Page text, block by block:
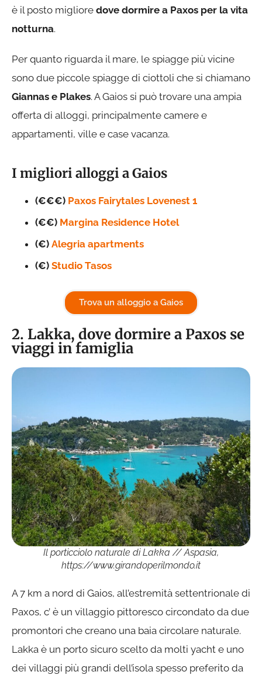
è il posto migliore dove dormire a Paxos per la vita
notturna.
Per quanto riguarda il mare, le spiagge più vicine
sono due piccole spiagge di ciottoli che si chiamano
Giannas e Plakes. A Gaios si può trovare una ampia
offerta di alloggi, principalmente camere e
appartamenti, ville e case vacanza.
I migliori alloggi a Gaios
(€€€) Paxos Fairytales Lovenest 1
(€€) Margina Residence Hotel
(€) Alegria apartments
(€) Studio Tasos
Trova un alloggio a Gaios
2. Lakka, dove dormire a Paxos se
viaggi in famiglia
Il porticciolo naturale di Lakka // Aspasia,
https://www.girandoperilmondo.it
A 7 km a nord di Gaios, all’estremità settentrionale di
Paxos, c’ è un villaggio pittoresco circondato da due
promontori che creano una baia circolare naturale.
Lakka è un porto sicuro scelto da molti yacht e uno
dei villaggi più grandi dell’isola spesso preferito da